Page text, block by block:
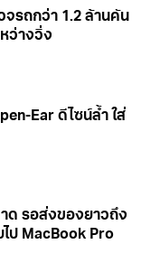
จรถกว่า 1.2 ล้านคัน
ว่างวิ่ง
Ear ดีไซน์ล้ำ ใส่
ด รอส่งของยาวถึง
ป MacBook Pro